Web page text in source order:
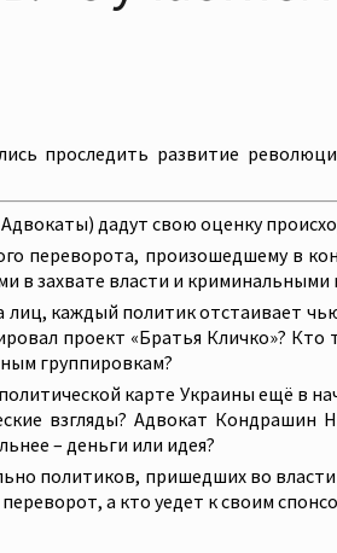
проследить развитие
дадут свою оценку
переворота, произошедшему в
в захвате власти и криминальными
лиц, каждый политик отстаивает
проект «Братья Кличко»? Кто
группировкам?
карте Украины ещё в
взгляды? Адвокат Кондрашин
– деньги или идея?
политиков, пришедших во
а кто уедет к своим